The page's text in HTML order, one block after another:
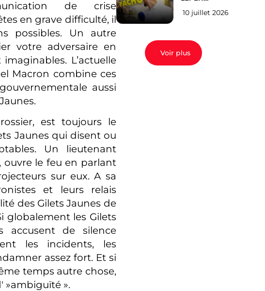
de crise
en grave difficulté, il
possibles. Un autre
votre adversaire en
L’actuelle
Macron combine ces
aussi
est toujours le
Jaunes qui disent ou
Un lieutenant
ouvre le feu en parlant
sur eux. A sa
et leurs relais
des Gilets Jaunes de
globalement les Gilets
accusent de silence
les incidents, les
assez fort. Et si
temps autre chose,
»ambiguïté ».
EN 2027 : l’avis
10 juillet 2026
Voir plus